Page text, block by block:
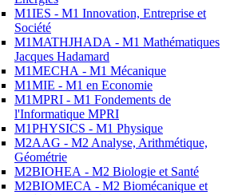
M1IES - M1 Innovation, Entreprise et
Société
M1MATHJHADA - M1 Mathématiques
Jacques Hadamard
M1MECHA - M1 Mécanique
M1MIE - M1 en Economie
M1MPRI - M1 Fondements de
l'Informatique MPRI
M1PHYSICS - M1 Physique
M2AAG - M2 Analyse, Arithmétique,
Géométrie
M2BIOHEA - M2 Biologie et Santé
M2BIOMECA - M2 Biomécanique et